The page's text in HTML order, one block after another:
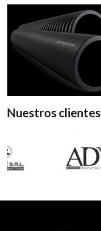
Nuestros clientes